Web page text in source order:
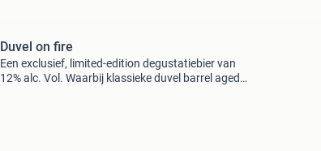
Duvel on fire
Een exclusief, limited-edition degustatiebier van
12% alc. Vol. Waarbij klassieke duvel barrel aged